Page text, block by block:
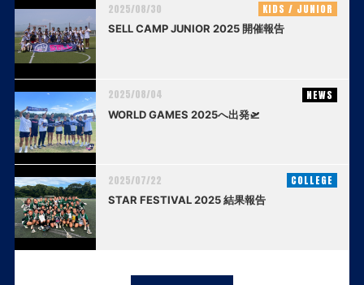
2025/08/30 KIDS / JUNIOR
SELL CAMP JUNIOR 2025 開催報告
2025/08/04 NEWS
WORLD GAMES 2025へ出発🛫
2025/07/22 COLLEGE
STAR FESTIVAL 2025 結果報告